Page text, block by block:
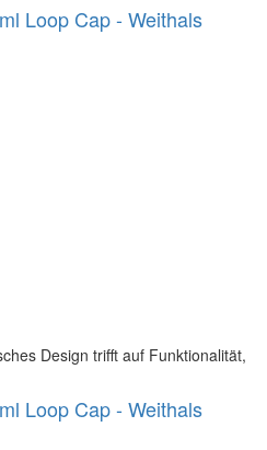
Loop Cap - Weithals
Design trifft auf Funktionalität,
Loop Cap - Weithals